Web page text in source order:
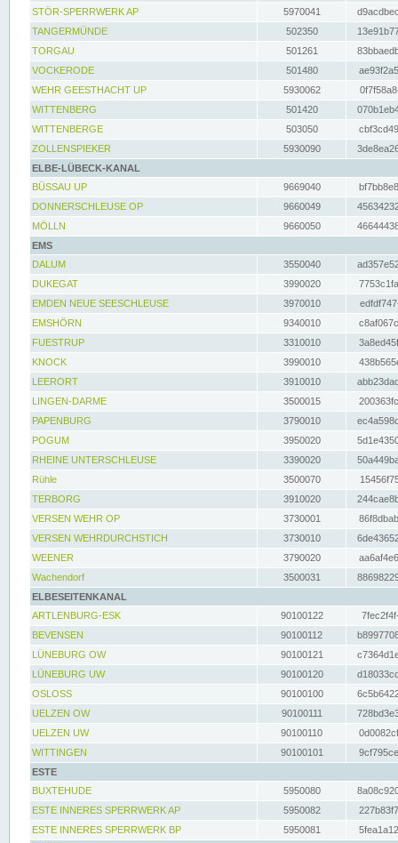
STÖR-SPERRWERK AP 5970041
TANGERMÜNDE
502350
TORGAU
501261
VOCKERODE
501480
WEHR GEESTHACHT UP
5930062
WITTENBERG
501420
WITTENBERGE
503050
ZOLLENSPIEKER
5930090
ELBE-LÜBECK-KANAL
BÜSSAU UP
9669040
DONNERSCHLEUSE OP
9660049
MÖLLN
9660050
EMS
DALUM
3550040
DUKEGAT
3990020
EMDEN NEUE SEESCHLEUSE
3970010
EMSHÖRN
9340010
FUESTRUP
3310010
KNOCK
3990010
LEERORT
3910010
LINGEN-DARME
3500015
PAPENBURG
3790010
POGUM
3950020
RHEINE UNTERSCHLEUSE
3390020
Rühle
3500070
TERBORG
3910020
VERSEN WEHR OP
3730001
VERSEN WEHRDURCHSTICH
3730010
WEENER
3790020
Wachendorf
3500031
ELBESEITENKANAL
ARTLENBURG-ESK
90100122
BEVENSEN
90100112
LÜNEBURG OW
90100121
LÜNEBURG UW
90100120
OSLOSS
90100100
UELZEN OW
90100111
UELZEN UW
90100110
WITTINGEN
90100101
ESTE
BUXTEHUDE
5950080
ESTE INNERES SPERRWERK AP
5950082
ESTE INNERES SPERRWERK BP
5950081